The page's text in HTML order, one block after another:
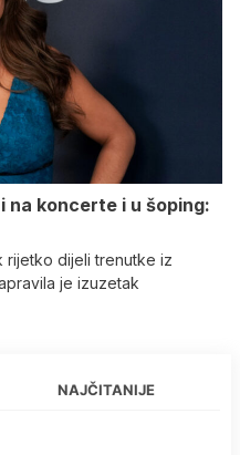
na koncerte i u šoping:
rijetko dijeli trenutke iz
je izuzetak
NAJČITANIJE